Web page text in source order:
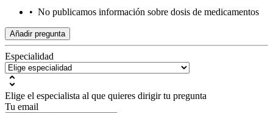
• No publicamos información sobre dosis de medicamentos
Añadir pregunta
Especialidad
Elige el especialista al que quieres dirigir tu pregunta
Tu email